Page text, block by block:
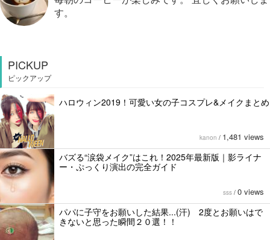
す。
PICKUP
ピックアップ
ハロウィン2019！可愛い女の子コスプレ&メイクまとめ
kanon / 1,481 views
バズる“涙袋メイク”はこれ！2025年最新版｜影ライナ
ー・ぷっくり演出の完全ガイド
sss / 0 views
パパに子守をお願いした結果...(汗) 2度とお願いはで
きないと思った瞬間２０選！！